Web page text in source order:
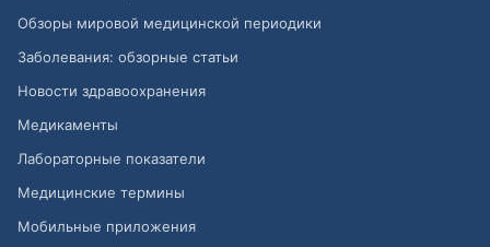
Обзоры мировой медицинской периодики
Заболевания: обзорные статьи
Новости здравоохранения
Медикаменты
Лабораторные показатели
Медицинские термины
Мобильные приложения